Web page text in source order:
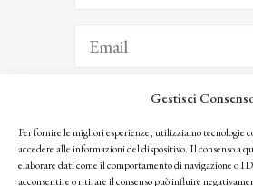
Gestisci
Per fornire le migliori esperienze, utilizziamo tecnologie
accedere alle informazioni del dispositivo. Il consenso a
elaborare dati come il comportamento di navigazione o
acconsentire o ritirare il consenso può influire
ISCRIVITI
Facendo clic per iscriverti, riconosci che le tue
seguendo la nostra Privacy Policy